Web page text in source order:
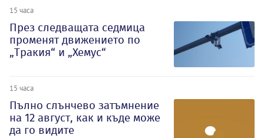
15 часа
През следващата седмица
променят движението по
„Тракия“ и „Хемус“
15 часа
Пълно слънчево затъмнение
на 12 август, как и къде може
да го видите